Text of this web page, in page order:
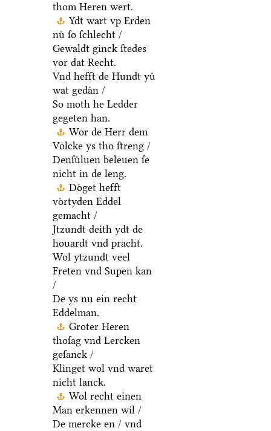
thom Heren wert.
Ydt wart vp Erden
nuͤ ſo ſchlecht /
Gewaldt ginck ſtedes
vor dat Recht.
Vnd hefft de Hundt yuͤ
wat gedaͤn /
So moth he Ledder
gegeten han.
Wor de Herr dem
Volcke ys tho ſtreng /
Denſuͤluen beleuen ſe
nicht in de leng.
Doͤget hefft
voͤrtyden Eddel
gemacht /
Jtzundt deith ydt de
houardt vnd pracht.
Wol ytzundt veel
Freten vnd Supen kan
/
De ys nu ein recht
Eddelman.
Groter Heren
thoſag vnd Lercken
geſanck /
Klinget wol vnd waret
nicht lanck.
Wol recht einen
Man erkennen wil /
De mercke en / vnd